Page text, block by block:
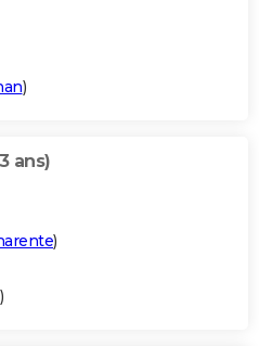
)
ans)
)
)